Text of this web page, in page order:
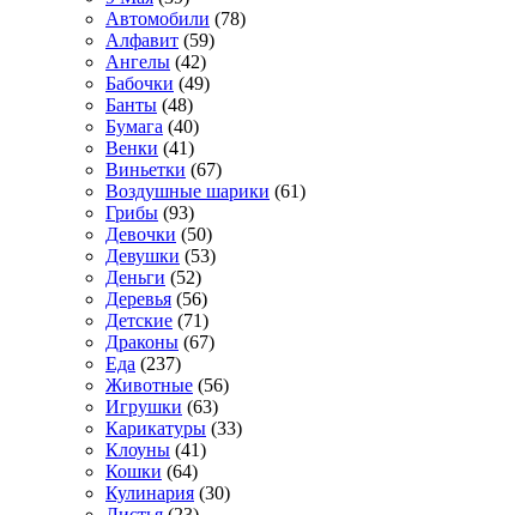
Автомобили (78)
Алфавит (59)
Ангелы (42)
Бабочки (49)
Банты (48)
Бумага (40)
Венки (41)
Виньетки (67)
Воздушные шарики (61)
Грибы (93)
Девочки (50)
Девушки (53)
Деньги (52)
Деревья (56)
Детские (71)
Драконы (67)
Еда (237)
Животные (56)
Игрушки (63)
Карикатуры (33)
Клоуны (41)
Кошки (64)
Кулинария (30)